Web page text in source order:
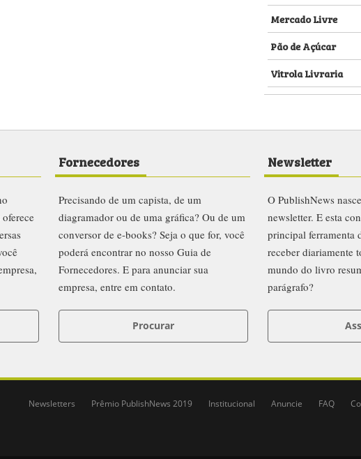
Mercado Livre
Pão de Açúcar
Vitrola Livraria
Fornecedores
Precisando de um capista, de um
diagramador ou de uma gráfica? Ou de um
conversor de e-books? Seja o que for, você
poderá encontrar no nosso Guia de
Fornecedores. E para anunciar sua
empresa, entre em contato.
Procurar
Newsletter
O PublishNews
newsletter. E esta
principal ferramenta
receber diariamente
mundo do livro
parágrafo?
Newsletters Prêmio PublishNews 2019 Institucional Anuncie FAQ